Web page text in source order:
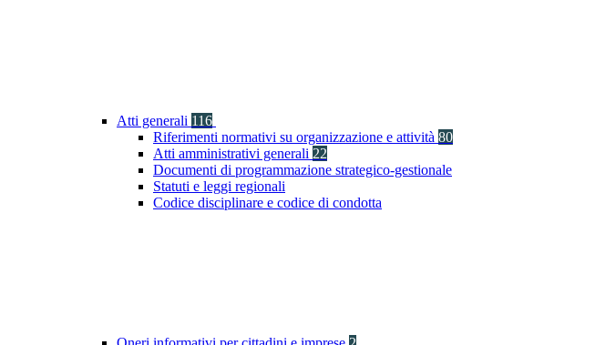
Atti generali 116
Riferimenti normativi su organizzazione e attività 80
Atti amministrativi generali 22
Documenti di programmazione strategico-gestionale
Statuti e leggi regionali
Codice disciplinare e codice di condotta